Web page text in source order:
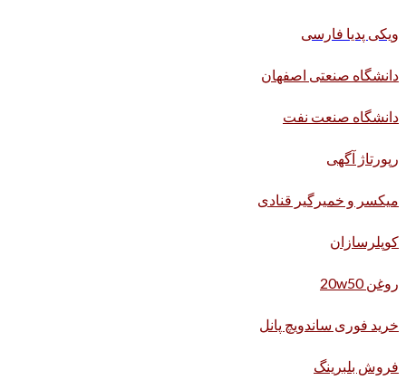
ویکی پدیا فارسی
دانشگاه صنعتی اصفهان
دانشگاه صنعت نفت
رپورتاژ آگهی
میکسر و خمیرگیر قنادی
کوپلرسازان
روغن 20w50
خرید فوری ساندویچ پانل
فروش بلبرینگ